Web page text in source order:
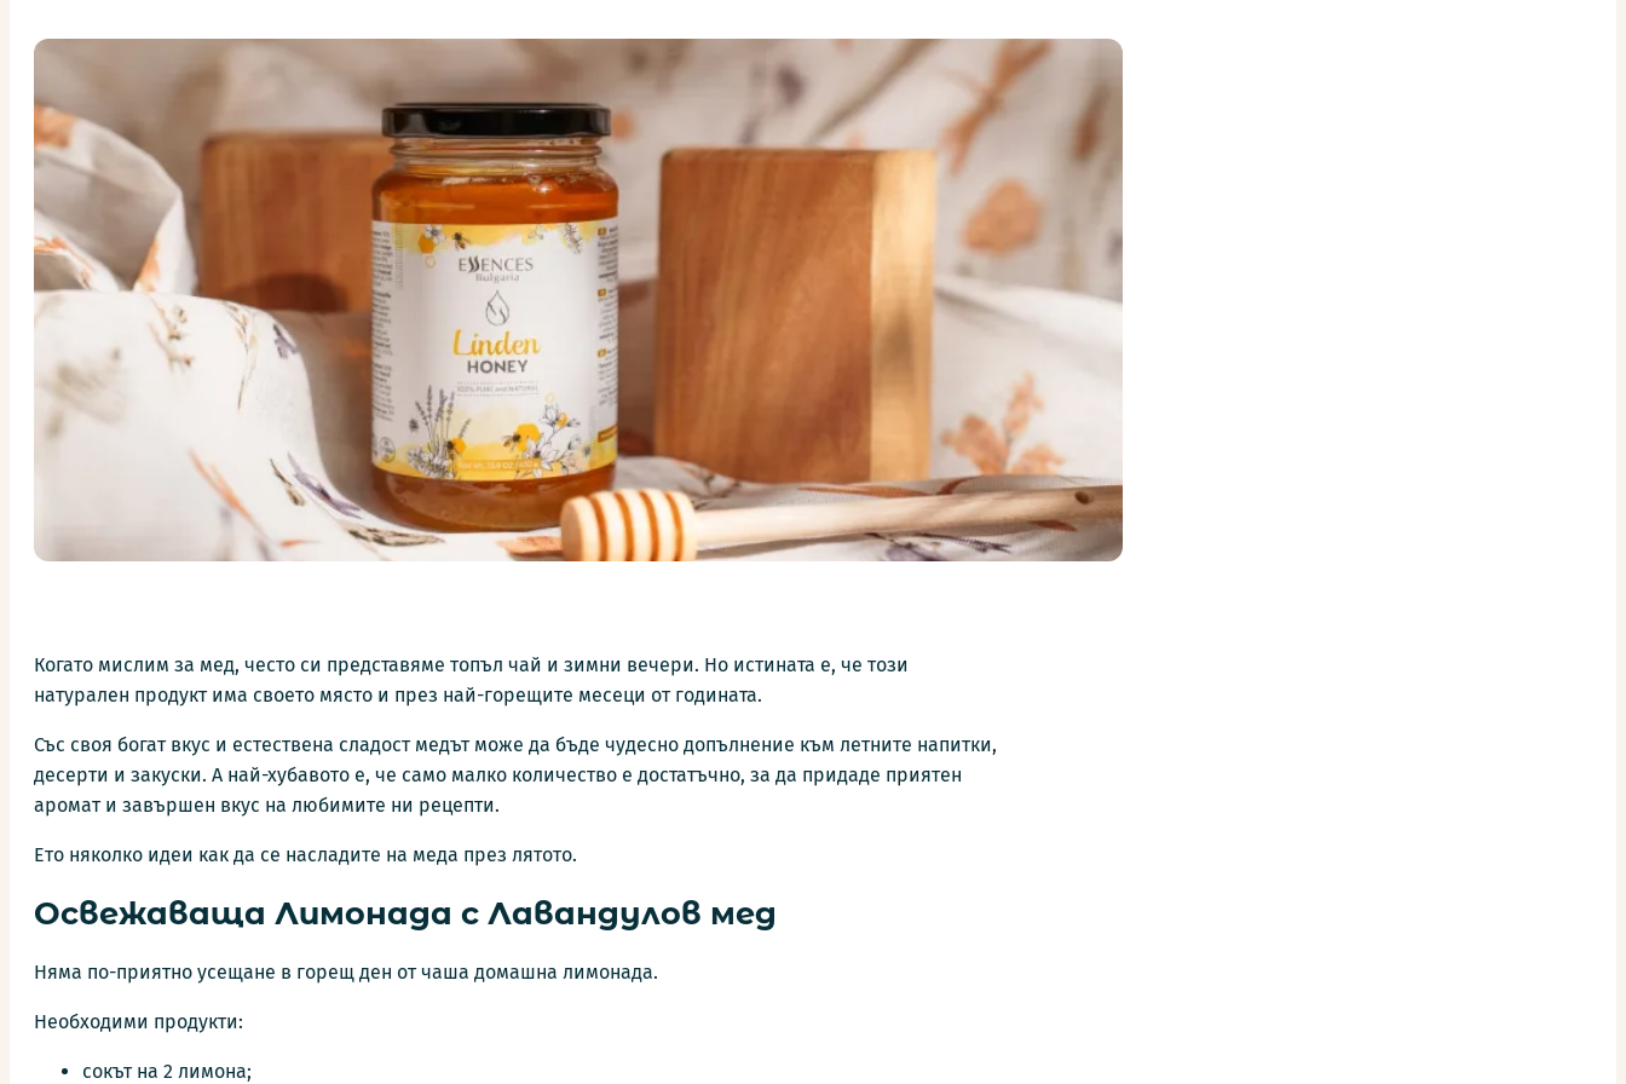
Когато мислим за мед, често си представяме топъл чай и зимни вечери. Но истината е, че този
натурален продукт има своето място и през най-горещите месеци от годината.
Със своя богат вкус и естествена сладост медът може да бъде чудесно допълнение към летните напитки,
десерти и закуски. А най-хубавото е, че само малко количество е достатъчно, за да придаде приятен
аромат и завършен вкус на любимите ни рецепти.
Ето няколко идеи как да се насладите на меда през лятото.
Освежаваща Лимонада с Лавандулов мед
Няма по-приятно усещане в горещ ден от чаша домашна лимонада.
Необходими продукти:
сокът на 2 лимона;